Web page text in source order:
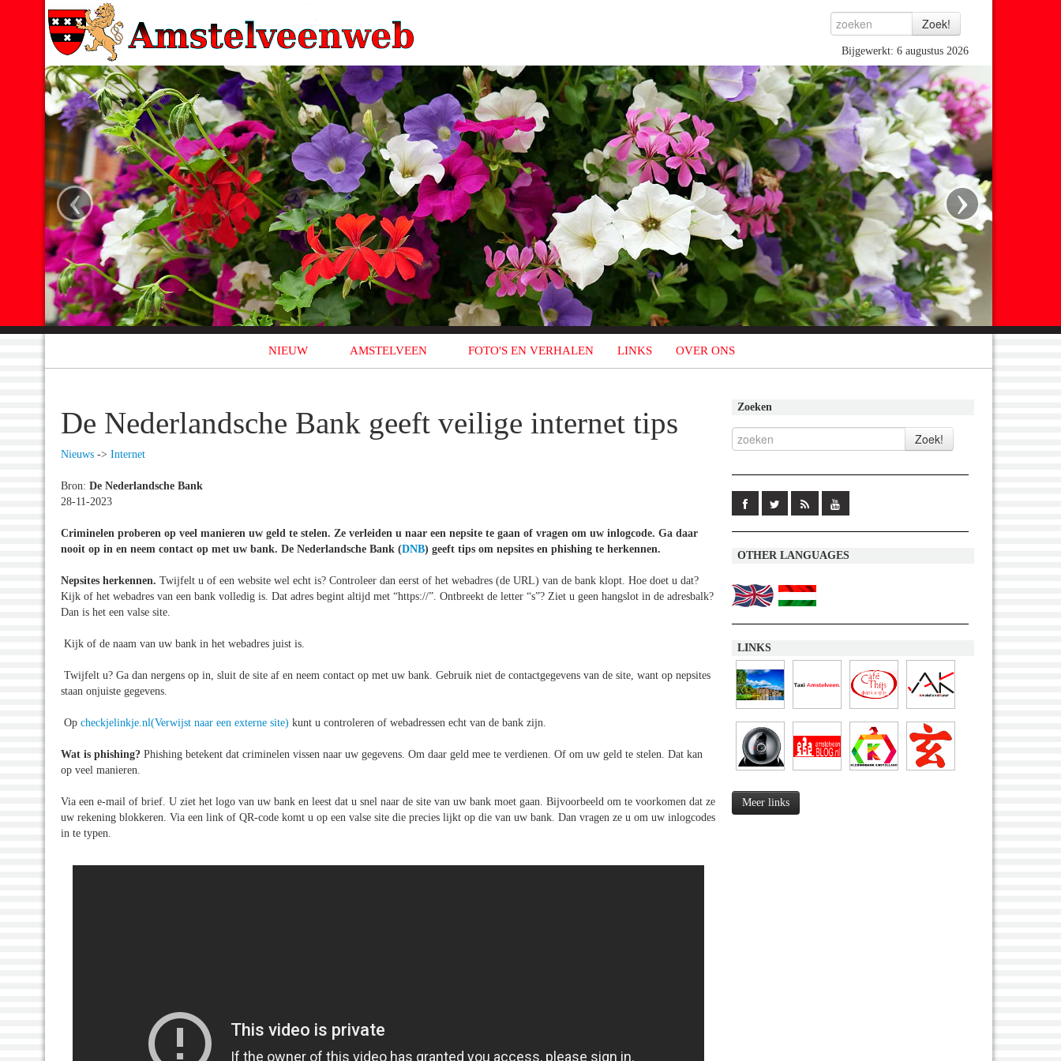
Bijgewerkt: 6 augustus 2026
‹ ›
NIEUW AMSTELVEEN FOTO'S EN VERHALEN LINKS OVER ONS
De Nederlandsche Bank geeft veilige internet tips
Nieuws -> Internet
Bron: De Nederlandsche Bank
28-11-2023
Criminelen proberen op veel manieren uw geld te stelen. Ze verleiden u naar een nepsite te gaan of vragen om uw inlogcode. Ga daar
nooit op in en neem contact op met uw bank. De Nederlandsche Bank (DNB) geeft tips om nepsites en phishing te herkennen.
Nepsites herkennen. Twijfelt u of een website wel echt is? Controleer dan eerst of het webadres (de URL) van de bank klopt. Hoe doet u dat?
Kijk of het webadres van een bank volledig is. Dat adres begint altijd met “https://”. Ontbreekt de letter “s”? Ziet u geen hangslot in de adresbalk?
Dan is het een valse site.
Kijk of de naam van uw bank in het webadres juist is.
Twijfelt u? Ga dan nergens op in, sluit de site af en neem contact op met uw bank. Gebruik niet de contactgegevens van de site, want op nepsites
staan onjuiste gegevens.
Op checkjelinkje.nl(Verwijst naar een externe site) kunt u controleren of webadressen echt van de bank zijn.
Wat is phishing? Phishing betekent dat criminelen vissen naar uw gegevens. Om daar geld mee te verdienen. Of om uw geld te stelen. Dat kan
op veel manieren.
Via een e-mail of brief. U ziet het logo van uw bank en leest dat u snel naar de site van uw bank moet gaan. Bijvoorbeeld om te voorkomen dat ze
uw rekening blokkeren. Via een link of QR-code komt u op een valse site die precies lijkt op die van uw bank. Dan vragen ze u om uw inlogcodes
in te typen.
Zoeken
OTHER LANGUAGES
LINKS
Meer links